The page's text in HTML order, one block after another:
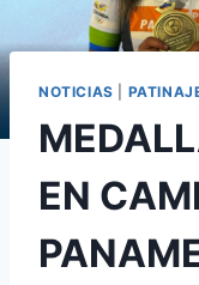
NOTICIAS
EN